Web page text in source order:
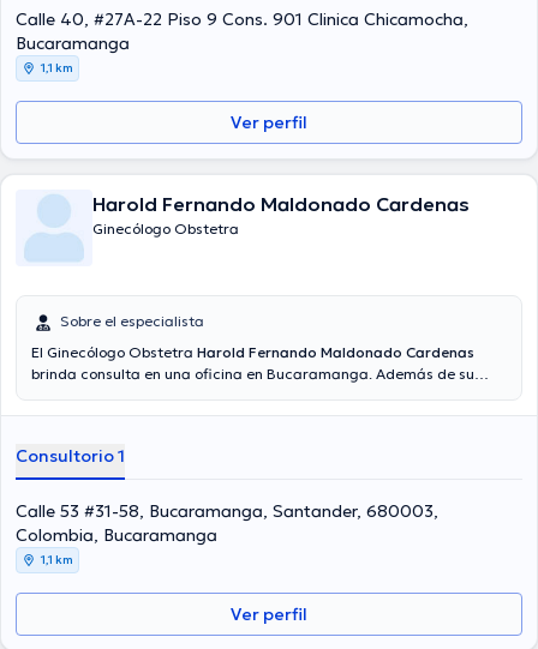
conferencias con la meta de tener una formación continua en su
disciplina de especialización y ha publicado diversas publicaciones.
Es importante resaltar que, el especialista puede hablar en Español.
Calle 40, #27A-22 Piso 9 Cons. 901 Clinica Chicamocha,
Bucaramanga
1,1 km
Ver perfil
Harold Fernando Maldonado Cardenas
Ginecólogo Obstetra
Sobre el especialista
El Ginecólogo Obstetra Harold Fernando Maldonado Cardenas
brinda consulta en una oficina en Bucaramanga. Además de su
conocimientos en su área de especialidad. El profesional de la salud
tiempo, él se ha desempeñado como miembro de diversas
asociaciones médicas. Harold Fernando Maldonado Cardenas ha
cooperado en incontables conferencias con la finalidad de tener
una formación continua en su campo de especialización y ha
publicado importantes ediciones. Para finalizar, el doctor puede
hablar en Español.
Consultorio 1
Calle 53 #31-58, Bucaramanga, Santander, 680003,
Colombia, Bucaramanga
1,1 km
Ver perfil